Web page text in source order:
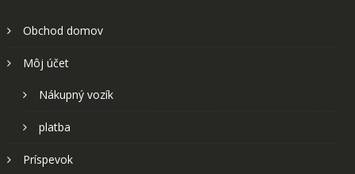
Obchod domov
Môj účet
Nákupný vozík
platba
Príspevok